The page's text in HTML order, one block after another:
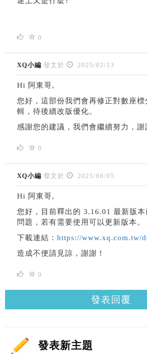
0
XQ小編 發文於 2025/02/13
Hi 阿東哥,
您好，這部份我們會再修正對數座
輯，待後續改版優化。
感謝您的建議，我們會繼續努力，謝
0
XQ小編 發文於 2025/06/05
Hi 阿東哥,
您好，目前釋出的 3.16.01 最新版
問題，若有需要使用可以更新版本。
下載連結： https://www.xq.com.tw/
造成不便請見諒，謝謝！
0
發表回覆
發表新主題